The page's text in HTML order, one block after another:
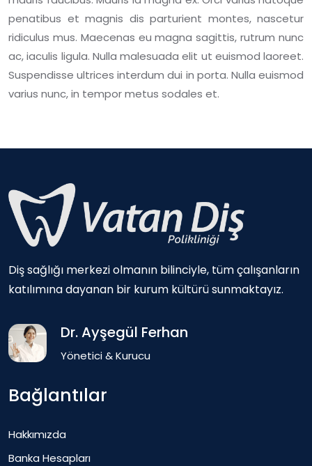
penatibus et magnis dis parturient montes, nascetur
ridiculus mus. Maecenas eu magna sagittis, rutrum nunc
ac, iaculis ligula. Nulla malesuada elit ut euismod laoreet.
Suspendisse ultrices interdum dui in porta. Nulla euismod
varius nunc, in tempor metus sodales et.
Diş sağlığı merkezi olmanın bilinciyle, tüm çalışanların
katılımına dayanan bir kurum kültürü sunmaktayız.
Dr. Ayşegül Ferhan
Yönetici & Kurucu
Bağlantılar
Hakkımızda
Banka Hesapları